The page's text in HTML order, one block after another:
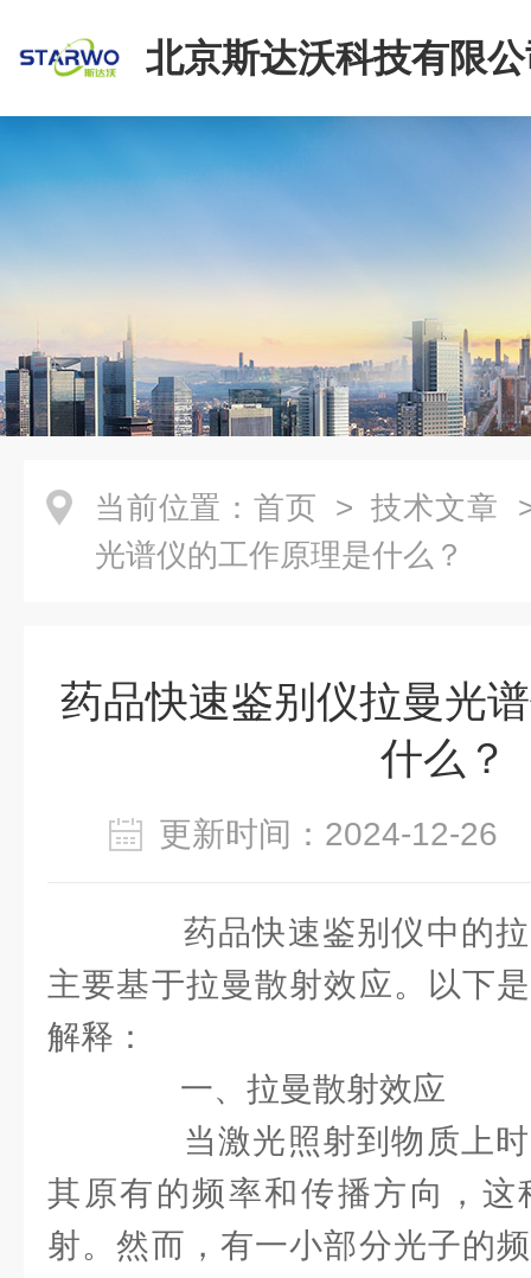
北京斯达沃科技有限
当前位置： 首页 > 技术文章
光谱仪的工作原理是什么？
药品快速鉴别仪拉曼光
什么？
更新时间：2024-12-
药品快速鉴别仪中的拉
主要基于拉曼散射效应。以下
解释：
一、拉曼散射效应
当激光照射到物质上时
其原有的频率和传播方向，这
射。然而，有一小部分光子的